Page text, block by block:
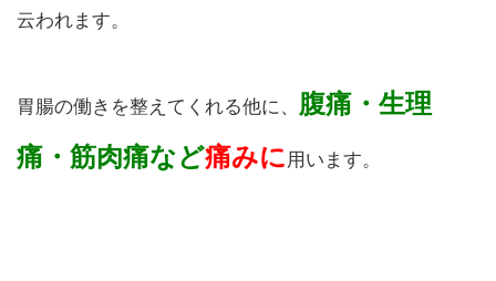
云われます。
胃腸の働きを整えてくれる他に、
腹痛・生理
痛・筋肉痛など痛みに 用います。